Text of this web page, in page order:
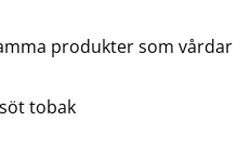
produkter som vårdar
tobak